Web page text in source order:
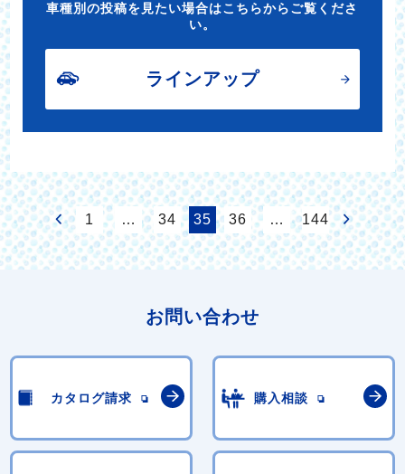
車種別の投稿を見たい場合はこちらからご覧くださ
い。
ラインアップ
1 … 34 35 36 … 144
お問い合わせ
カタログ請求 購入相談